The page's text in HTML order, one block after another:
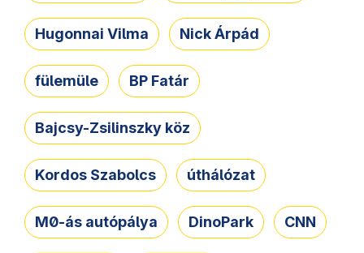
Hugonnai Vilma Nick Árpád
fülemüle BP Fatár
Bajcsy-Zsilinszky köz
Kordos Szabolcs úthálózat
M0-ás autópálya DinoPark CNN